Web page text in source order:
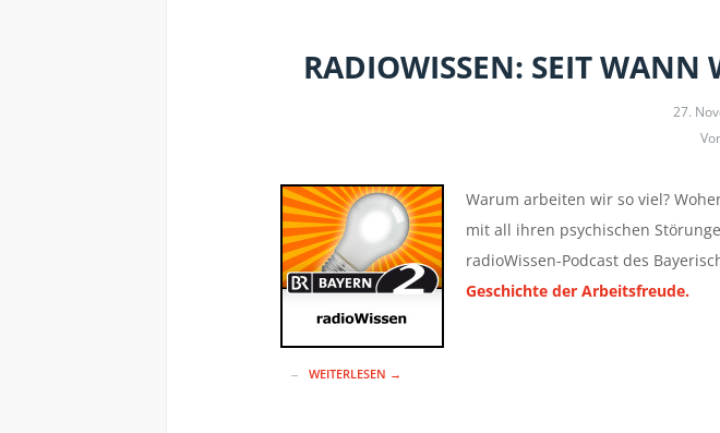
RADIOWISSEN: SEIT WANN
27.
Warum arbeiten wir so viel?
mit all ihren psychischen
radioWissen-Podcast des
Geschichte der Arbeitsfreude.
WEITERLESEN →